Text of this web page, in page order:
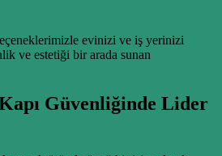
evinizi ve iş yerinizi
ve estetiği bir arada sunan
Güvenliğinde Lider